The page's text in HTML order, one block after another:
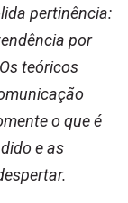
pertinência:
por
teóricos
o que é
e as